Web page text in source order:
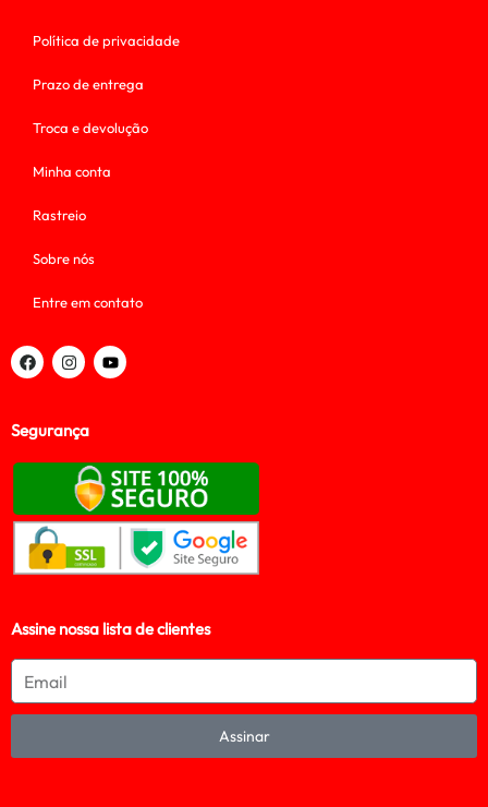
Política de privacidade
Prazo de entrega
Troca e devolução
Minha conta
Rastreio
Sobre nós
Entre em contato
Segurança
Assine nossa lista de clientes
Assinar